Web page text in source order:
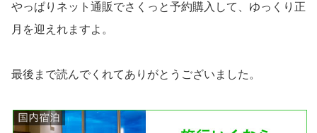
やっぱりネット通販でさくっと予約購入して、ゆっくり正
月を迎えれますよ。
最後まで読んでくれてありがとうございました。